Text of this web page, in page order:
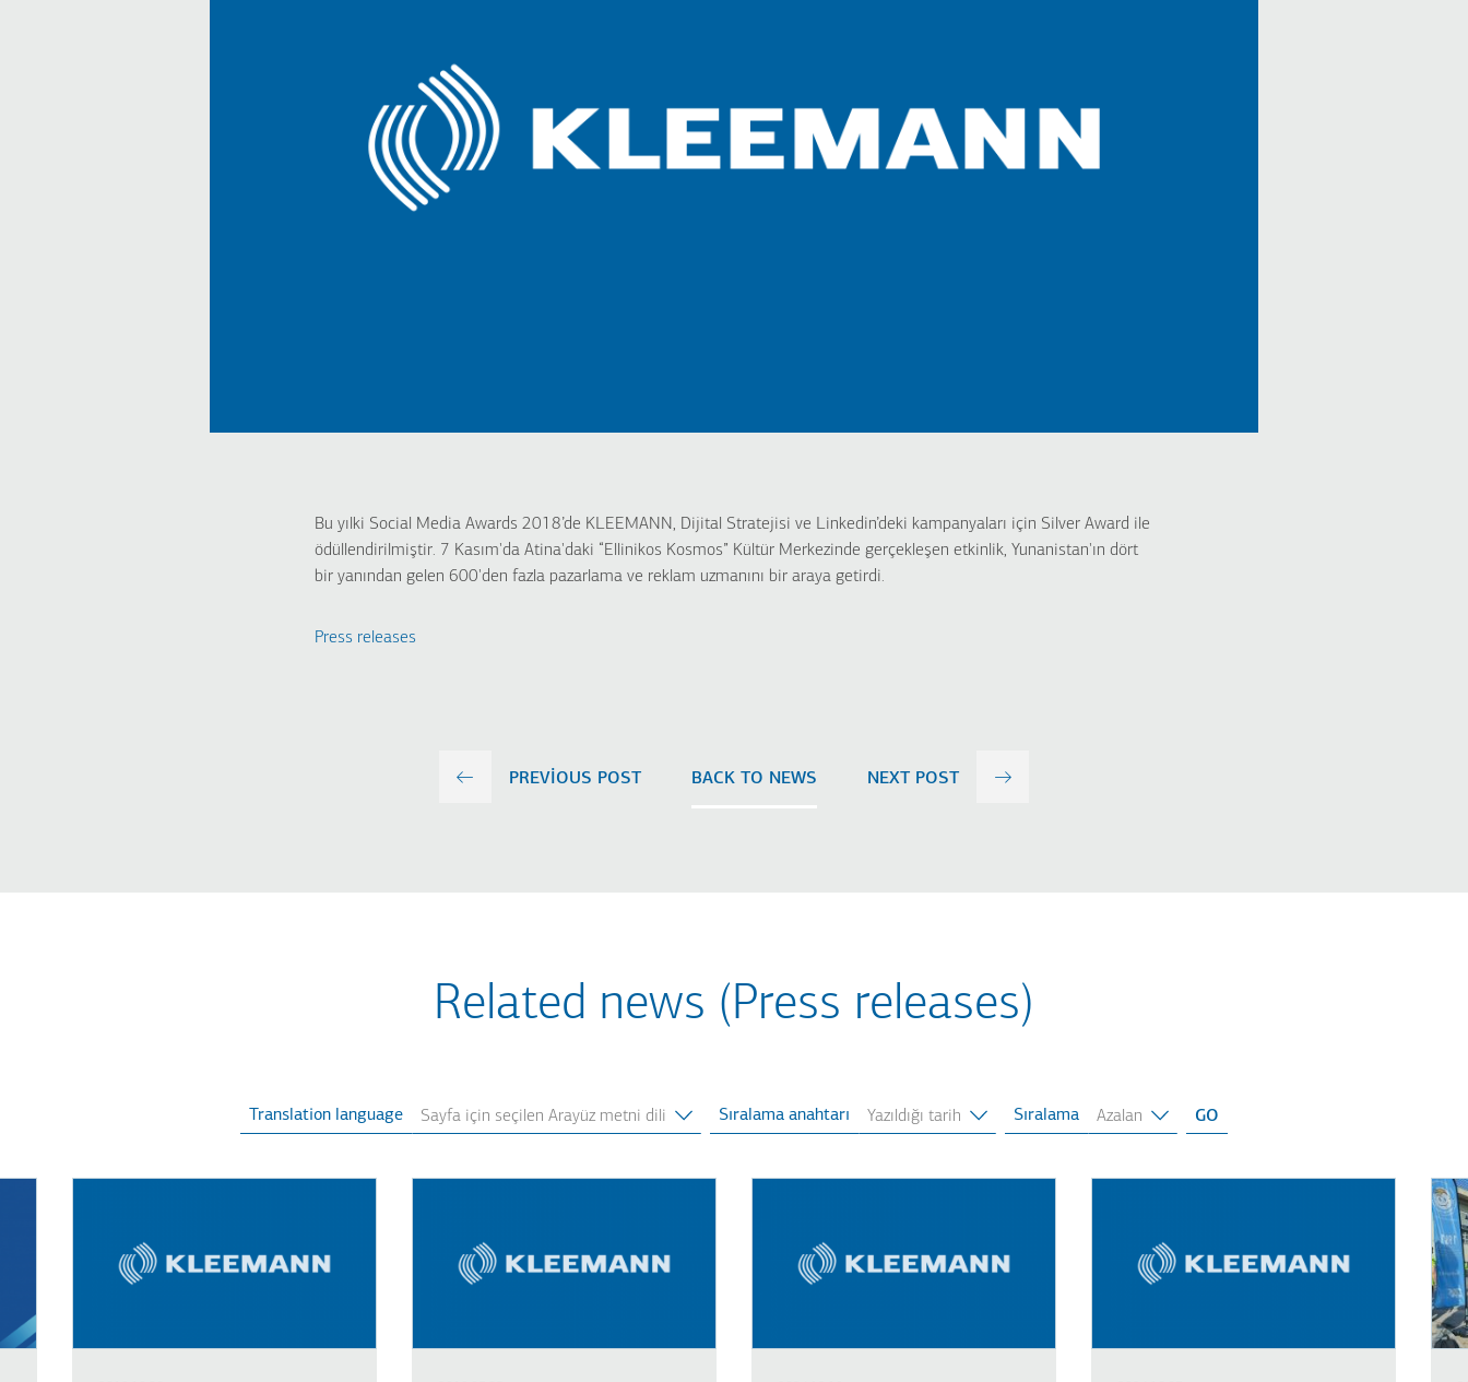
Bu yılki Social Media Awards 2018’de KLEEMANN, Dijital Stratejisi ve Linkedin’deki kampanyaları için Silver Award ile
ödüllendirilmiştir. 7 Kasım'da Atina'daki “Ellinikos Kosmos” Kültür Merkezinde gerçekleşen etkinlik, Yunanistan'ın dört
bir yanından gelen 600'den fazla pazarlama ve reklam uzmanını bir araya getirdi.
Press releases
PREVIOUS POST BACK TO NEWS NEXT POST
Related news (Press releases)
Translation language Sıralama anahtarı Sıralama